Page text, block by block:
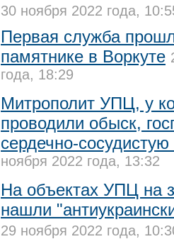
30 ноября 2022 года,
Первая служба
памятнике в Воркуте
года, 18:29
Митрополит УПЦ, у
проводили обыск,
сердечно-сосудистую
ноября 2022 года, 13:32
На объектах УПЦ на
нашли
29 ноября 2022 года,